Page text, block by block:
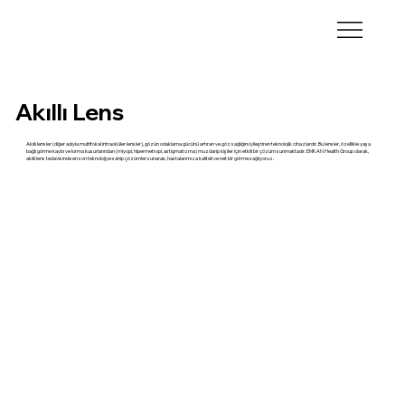
Akıllı Lens
Akıllı lensler (diğer adıyla multifokal intraoküler lensler), gözün odaklama gücünü artıran ve göz sağlığını iyileştiren teknolojik cihazlardır. Bu lensler, özellikle yaşa
bağlı görme kaybı ve kırma kusurlarından (miyopi, hipermetropi, astigmatizma) muzdarip kişiler için etkili bir çözüm sunmaktadır. EMKAN Health Group olarak,
akıllı lens tedavisinde en son teknolojiye sahip çözümler sunarak, hastalarımıza kaliteli ve net bir görme sağlıyoruz.